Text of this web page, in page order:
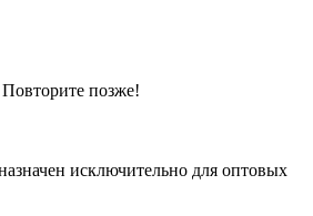
позже!
исключительно для оптовых